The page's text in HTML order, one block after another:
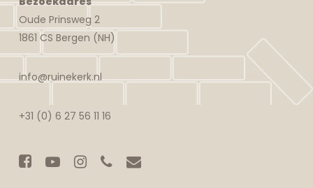
Oude Prinsweg 2
1861 CS Bergen (NH)
info@ruinekerk.nl
+31 (0) 6 27 56 11 16